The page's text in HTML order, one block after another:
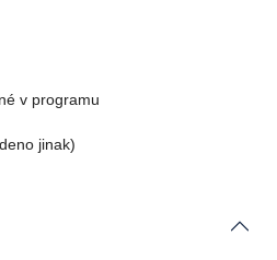
v programu
jinak)